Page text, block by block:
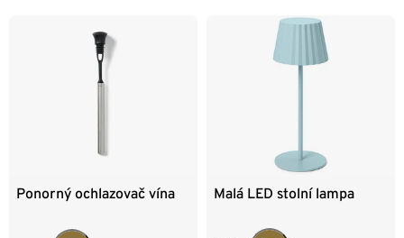
Ponorný ochlazovač vína Malá LED stolní lampa